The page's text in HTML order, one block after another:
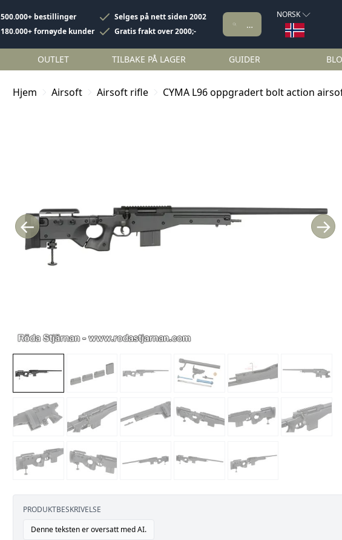
500.000+ bestillinger
Selges på nett siden 2002
180.000+ fornøyde kunder Gratis frakt over 2000;-
NORSK
OUTLET TILBAKE PÅ LAGER GUIDER
Hjem Airsoft Airsoft rifle CYMA L96 oppgradert bolt action
← →
PRODUKTBESKRIVELSE
Denne teksten er oversatt med AI.